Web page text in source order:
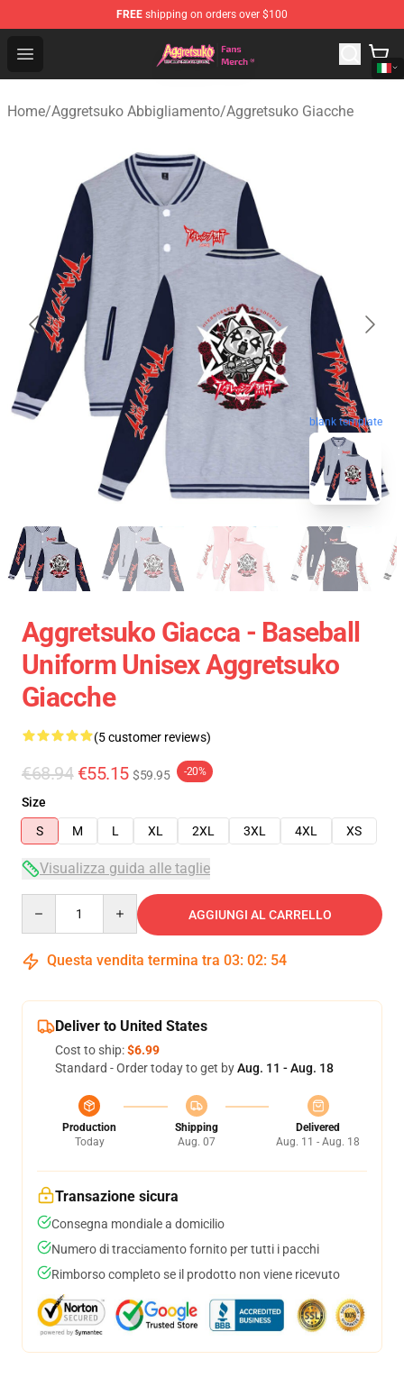
FREE shipping on orders over $100
Open menu
Aggretsuko Store - Official Aggretsuko Merchandise
Home/Aggretsuko Abbigliamento/Aggretsuko Giacche
blank template
Aggretsuko Giacca - Baseball
Uniform Unisex Aggretsuko
Giacche
(5 customer reviews)
€68.94 €55.15 $59.95 -20%
Size
S
M L XL 2XL 3XL 4XL XS
Visualizza guida alle taglie
AGGIUNGI AL CARRELLO
Questa vendita termina tra 03: 02: 54
Deliver to United States
Cost to ship:$6.99
Standard - Order today to get byAug. 11 - Aug. 18
Production
Today
Shipping
Aug. 07
Delivered
Aug. 11 - Aug. 18
Transazione sicura
Consegna mondiale a domicilio
Numero di tracciamento fornito per tutti i pacchi
Rimborso completo se il prodotto non viene ricevuto